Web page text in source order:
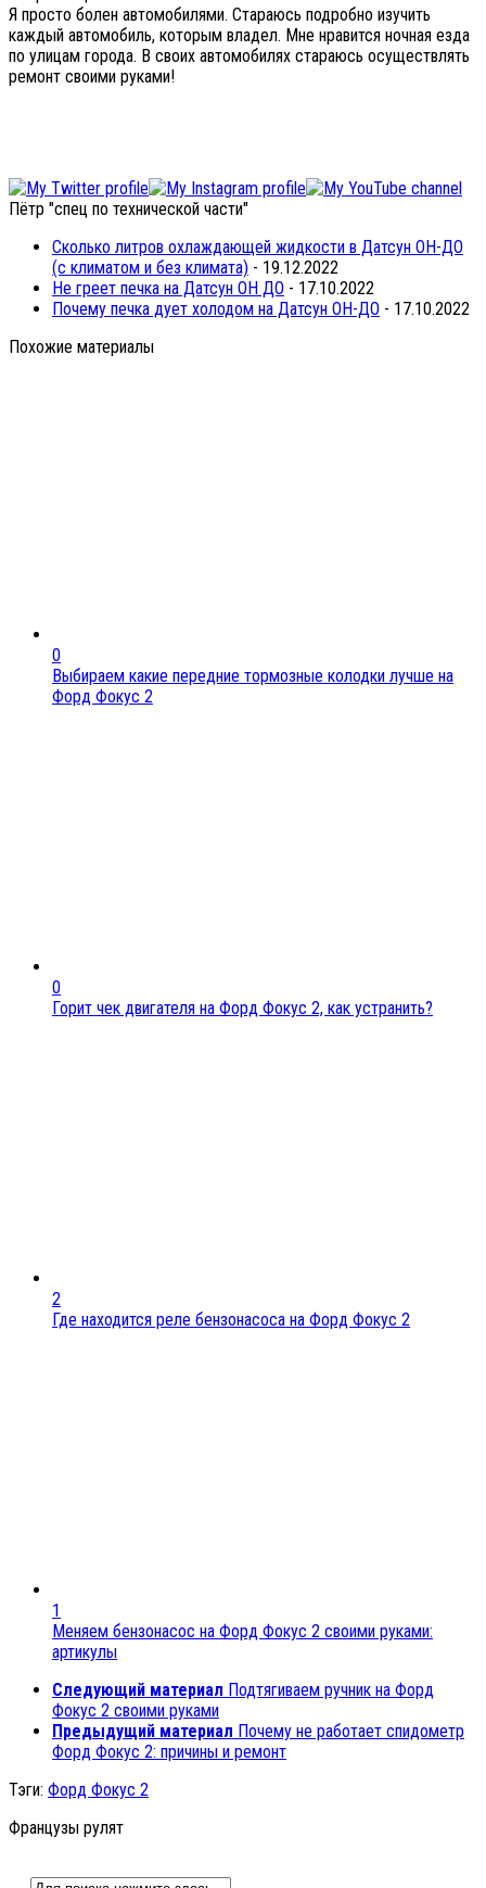
Я просто болен автомобилями. Стараюсь подробно изучить
каждый автомобиль, которым владел. Мне нравится ночная езда
по улицам города. В своих автомобилях стараюсь осуществлять
ремонт своими руками!
Пётр "спец по технической части"
Сколько литров охлаждающей жидкости в Датсун ОН-ДО
(с климатом и без климата) - 19.12.2022
Не греет печка на Датсун ОН ДО - 17.10.2022
Почему печка дует холодом на Датсун ОН-ДО - 17.10.2022
Похожие материалы
0
Выбираем какие передние тормозные колодки лучше на
Форд Фокус 2
0
Горит чек двигателя на Форд Фокус 2, как устранить?
2
Где находится реле бензонасоса на Форд Фокус 2
1
Меняем бензонасос на Форд Фокус 2 своими руками:
артикулы
Следующий материал Подтягиваем ручник на Форд
Фокус 2 своими руками
Предыдущий материал Почему не работает спидометр
Форд Фокус 2: причины и ремонт
Тэги: Форд Фокус 2
Французы рулят